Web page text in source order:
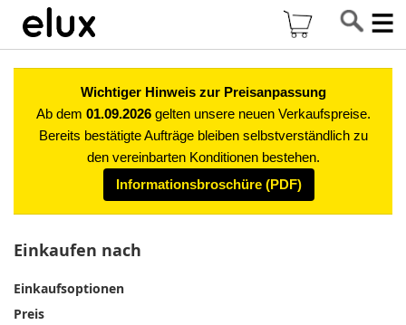
Mein
Wichtiger Hinweis zur Preisanpassung
Ab dem 01.09.2026gelten unsere neuen Verkaufspreise.
Bereits bestätigte Aufträge bleiben selbstverständlich zu
den vereinbarten Konditionen bestehen.
Informationsbroschüre (PDF)
Einkaufen nach
Einkaufsoptionen
Preis